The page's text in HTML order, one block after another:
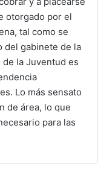
otorgado por el
tal como se
del gabinete de la
de la Juventud es
Lo más sensato
de área, lo que
para las